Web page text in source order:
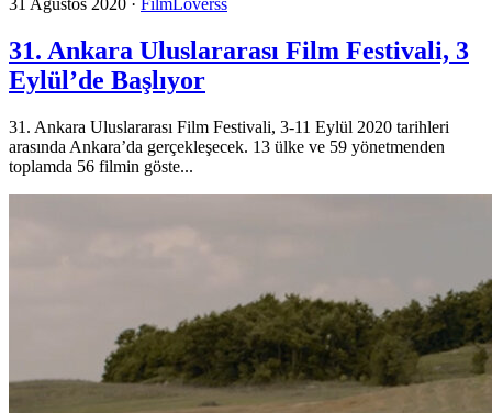
31 Ağustos 2020 · FilmLoverss
31. Ankara Uluslararası Film Festivali, 3
Eylül’de Başlıyor
31. Ankara Uluslararası Film Festivali, 3-11 Eylül 2020 tarihleri
arasında Ankara’da gerçekleşecek. 13 ülke ve 59 yönetmenden
toplamda 56 filmin göste...